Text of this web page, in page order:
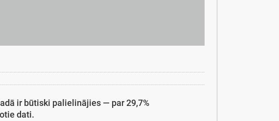
ir būtiski palielinājies — par 29,7%
dati.